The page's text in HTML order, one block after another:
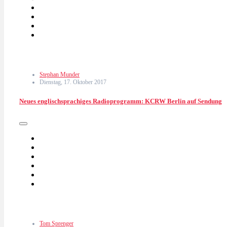
Stephan Munder
Dienstag, 17. Oktober 2017
Neues englischsprachiges Radioprogramm: KCRW Berlin auf Sendung
Tom Sprenger